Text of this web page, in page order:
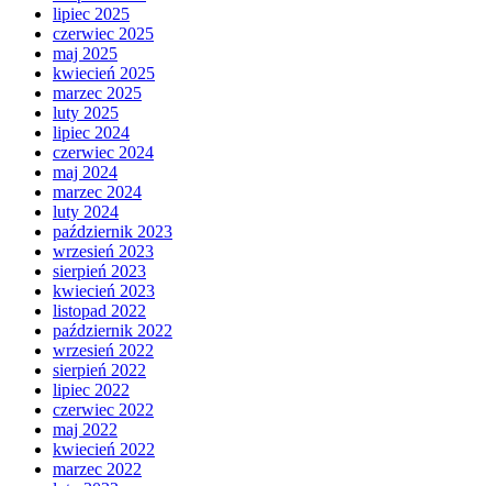
lipiec 2025
czerwiec 2025
maj 2025
kwiecień 2025
marzec 2025
luty 2025
lipiec 2024
czerwiec 2024
maj 2024
marzec 2024
luty 2024
październik 2023
wrzesień 2023
sierpień 2023
kwiecień 2023
listopad 2022
październik 2022
wrzesień 2022
sierpień 2022
lipiec 2022
czerwiec 2022
maj 2022
kwiecień 2022
marzec 2022